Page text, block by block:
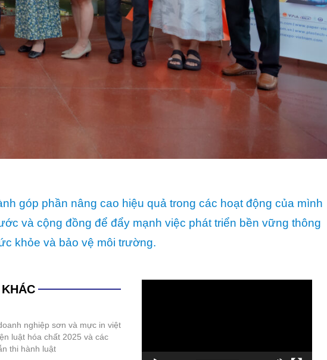
góp phần nâng cao hiệu quả trong các hoạt động của mình
và cộng đồng để đẩy mạnh việc phát triển bền vững thông
khỏe và bảo vệ môi trường.
luật hóa chất 2025 và các
thi hành luật